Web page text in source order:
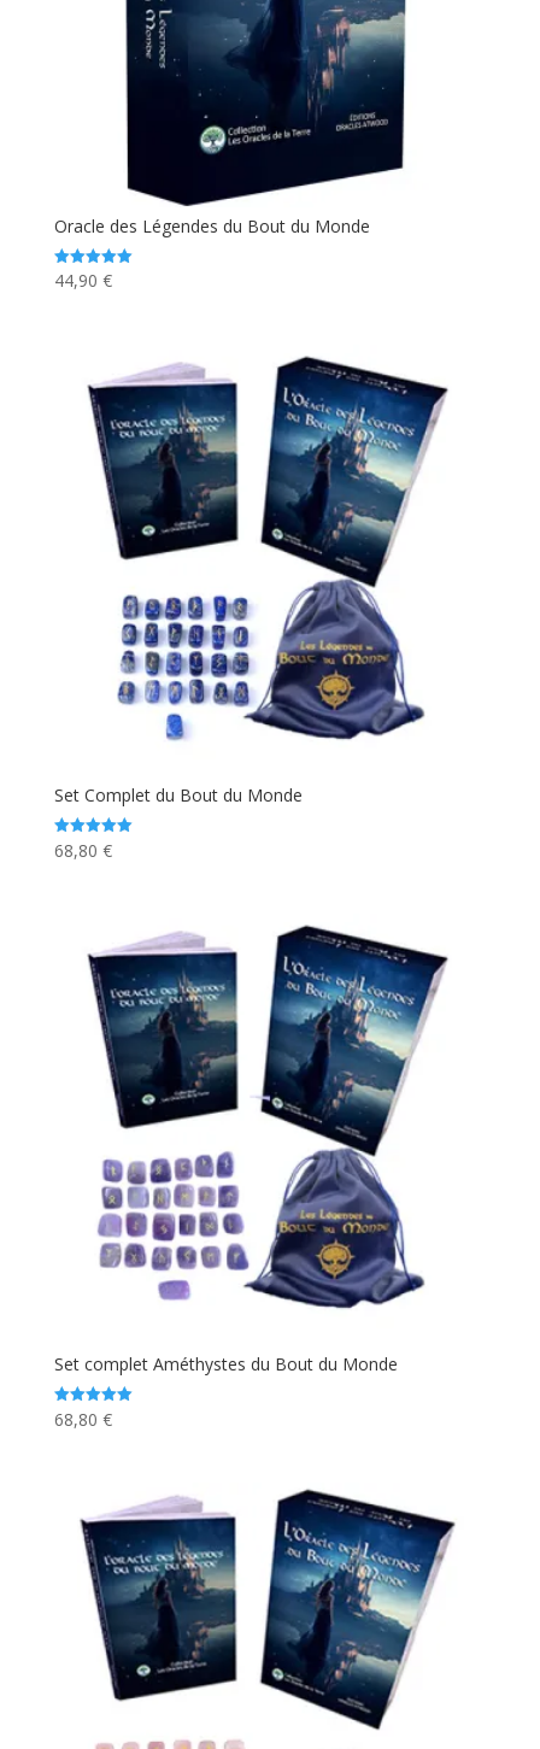
Oracle des Légendes du Bout du Monde
Note
5.00
44,90 €
Set Complet du Bout du Monde
Note
5.00
68,80 €
Set complet Améthystes du Bout du Monde
Note
5.00
68,80 €